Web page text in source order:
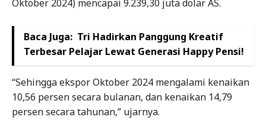
Oktober 2024) mencapai 9.239,30 juta dolar AS.
Baca Juga: Tri Hadirkan Panggung Kreatif
Terbesar Pelajar Lewat Generasi Happy Pensi!
“Sehingga ekspor Oktober 2024 mengalami kenaikan
10,56 persen secara bulanan, dan kenaikan 14,79
persen secara tahunan,” ujarnya.